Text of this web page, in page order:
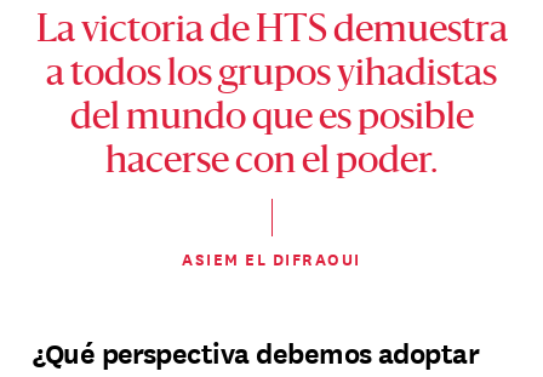
La victoria de HTS demuestra
a todos los grupos yihadistas
del mundo que es posible
hacerse con el poder.
ASIEM EL DIFRAOUI
¿Qué perspectiva debemos adoptar